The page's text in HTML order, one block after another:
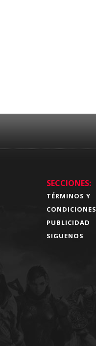
SECCIONES:
TÉRMINOS Y
CONDICIONES
PUBLICIDAD
SIGUENOS